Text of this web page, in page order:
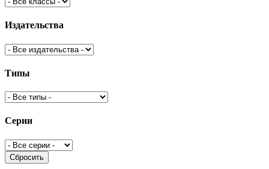
Издательства
Типы
Серии
Сбросить